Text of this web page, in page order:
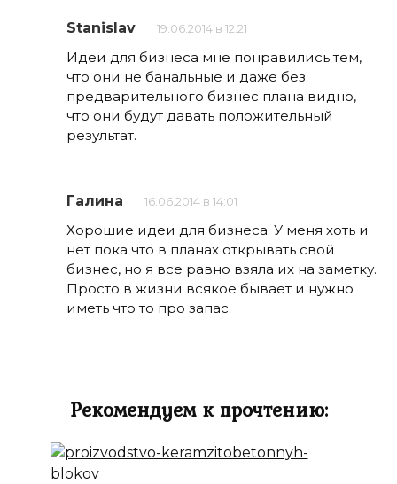
Stanislav 19.06.2014 в 12:21
Идеи для бизнеса мне понравились тем,
что они не банальные и даже без
предварительного бизнес плана видно,
что они будут давать положительный
результат.
Галина 16.06.2014 в 14:01
Хорошие идеи для бизнеса. У меня хоть и
нет пока что в планах открывать свой
бизнес, но я все равно взяла их на заметку.
Просто в жизни всякое бывает и нужно
иметь что то про запас.
Рекомендуем к прочтению: